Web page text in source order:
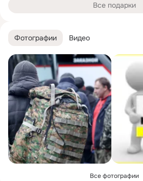
Фотографии Видео
Все фотографии
Все подарки